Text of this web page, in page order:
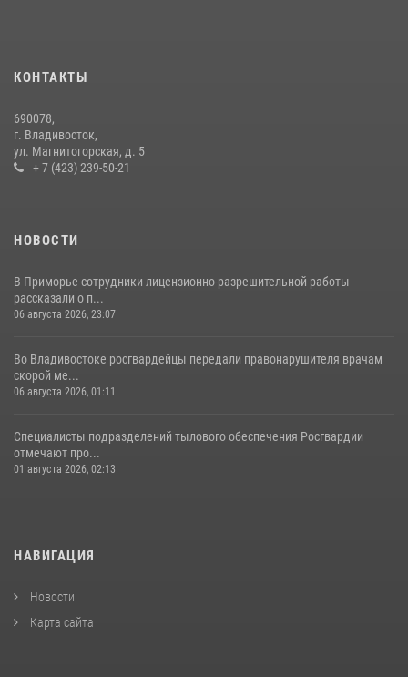
Во Владивостоке во дворе жилого дома сотрудники
вневедомственной охраны обнаружили запрещенные растения
29 июля 2026, 01:17
КОНТАКТЫ
690078,
г. Владивосток,
ул. Магнитогорская, д. 5
+ 7 (423) 239-50-21
НОВОСТИ
В Приморье сотрудники лицензионно-разрешительной работы
рассказали о п...
06 августа 2026, 23:07
Во Владивостоке росгвардейцы передали правонарушителя врачам
скорой ме...
06 августа 2026, 01:11
Специалисты подразделений тылового обеспечения Росгвардии
отмечают про...
01 августа 2026, 02:13
НАВИГАЦИЯ
Новости
Карта сайта